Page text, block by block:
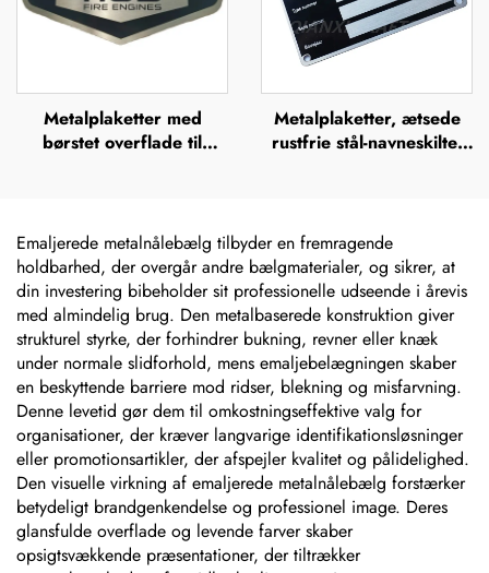
Metalplaketter med
børstet overflade til
anodiserede aluminiums-
navneskilte, etiket
Metalplaketter, ætsede
rustfrie stål-navneskilte,
Emaljerede metalnålebælg tilbyder en fremragende
holdbarhed, der overgår andre bælgmaterialer, og sikrer, at
din investering bibeholder sit professionelle udseende i årevis
med almindelig brug. Den metalbaserede konstruktion giver
strukturel styrke, der forhindrer bukning, revner eller knæk
under normale slidforhold, mens emaljebelægningen skaber
en beskyttende barriere mod ridser, blekning og misfarvning.
Denne levetid gør dem til omkostningseffektive valg for
organisationer, der kræver langvarige identifikationsløsninger
eller promotionsartikler, der afspejler kvalitet og pålidelighed.
Den visuelle virkning af emaljerede metalnålebælg forstærker
betydeligt brandgenkendelse og professionel image. Deres
glansfulde overflade og levende farver skaber
opsigtsvækkende præsentationer, der tiltrækker